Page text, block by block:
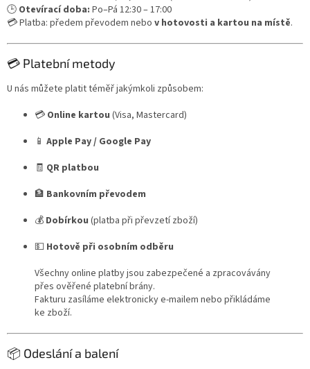
🕒 Otevírací doba: Po–Pá 12:30 – 17:00
💳 Platba: předem převodem nebo v hotovosti a kartou na místě.
💳 Platební metody
U nás můžete platit téměř jakýmkoli způsobem:
💳 Online kartou (Visa, Mastercard)
📱 Apple Pay / Google Pay
🧾 QR platbou
🏦 Bankovním převodem
💰 Dobírkou (platba při převzetí zboží)
💵 Hotově při osobním odběru
Všechny online platby jsou zabezpečené a zpracovávány
přes ověřené platební brány.
Fakturu zasíláme elektronicky e-mailem nebo přikládáme
ke zboží.
📦 Odeslání a balení